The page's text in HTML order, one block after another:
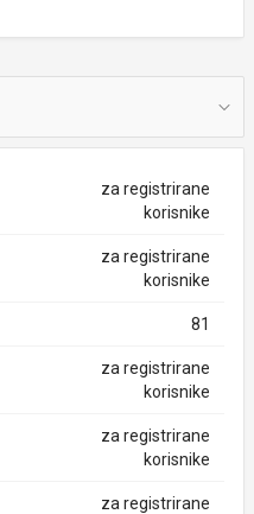
za registrirane
korisnike
za registrirane
korisnike
81
za registrirane
korisnike
za registrirane
korisnike
za registrirane